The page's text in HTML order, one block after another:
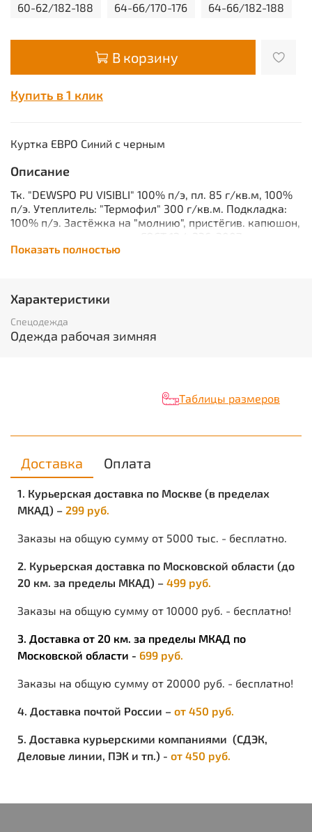
60-62/182-188 64-66/170-176 64-66/182-188
В корзину
Купить в 1 клик
Куртка ЕВРО Синий с черным
Описание
Тк. "DEWSPO PU VISIBLI" 100% п/э, пл. 85 г/кв.м, 100%
п/э. Утеплитель: "Термофил" 300 г/кв.м. Подкладка:
100% п/э. Застёжка на "молнию", пристёгив. капюшон,
Характеристики
Состав: 100% ПЭ
Сезон:
Зима
Цвет: Синий с черным
Показать полностью
Характеристики
Спецодежда
Одежда рабочая зимняя
Таблицы размеров
Доставка Оплата
1. Курьерская доставка по Москве (в пределах
МКАД) – 299 руб.
Заказы на общую сумму от 5000 тыс. - бесплатно.
2. Курьерская доставка по Московской области (до
20 км. за пределы МКАД) – 499 руб.
Заказы на общую сумму от 10000 руб. - бесплатно!
3. Доставка от 20 км. за пределы МКАД по
Московской области - 699 руб.
Заказы на общую сумму от 20000 руб. - бесплатно!
4. Доставка почтой России – от 450 руб.
5. Доставка курьерскими компаниями (СДЭК,
Деловые линии, ПЭК и тп.) - от 450 руб.